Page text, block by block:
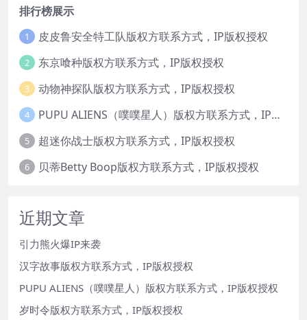
排行榜展示
1 皮皮鲁安全特工队版权方联系方式，IP版权授权
2 东京喰种版权方联系方式，IP版权授权
3 动物神探队版权方联系方式，IP版权授权
4 PUPU ALIENS（噗噗星人）版权方联系方式，IP版权授权
5 超迷你战士版权方联系方式，IP版权授权
6 贝蒂Betty Boop版权方联系方式，IP版权授权
近期文章
引力熊火爆IP来袭
汉字故事版权方联系方式，IP版权授权
PUPU ALIENS（噗噗星人）版权方联系方式，IP版权授权
岁时令版权方联系方式，IP版权授权